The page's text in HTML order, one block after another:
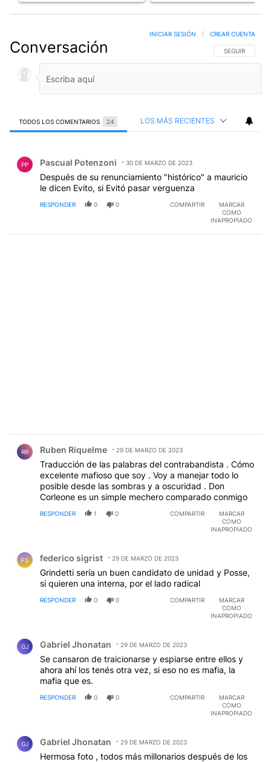
Conversación SIGA ESTA
SEGUIR
INICIAR SESIÓN CREAR CUENTA
TODOS LOS COMENTARIOS 24 LOS MÁS RECIENTES
PP Pascual Potenzoni 30 DE MARZO DE 2023
Después de su renunciamiento "histórico" a mauricio
le dicen Evito, si Evitó pasar verguenza
RESPONDER 0 0 COMPARTIR
MARCAR
COMO
INAPROPIADO
RR Ruben Riquelme 29 DE MARZO DE 2023
Traducción de las palabras del contrabandista . Cómo
excelente mafioso que soy . Voy a manejar todo lo
posible desde las sombras y a oscuridad . Don
Corleone es un simple mechero comparado conmigo
RESPONDER 1 0 COMPARTIR
MARCAR
COMO
INAPROPIADO
FS federico sigrist 29 DE MARZO DE 2023
Grindetti sería un buen candidato de unidad y Posse,
si quieren una interna, por el lado radical
RESPONDER 0 0 COMPARTIR
MARCAR
COMO
INAPROPIADO
GJ Gabriel Jhonatan 29 DE MARZO DE 2023
Se cansaron de traicionarse y espiarse entre ellos y
ahora ahí los tenés otra vez, si eso no es mafia, la
mafia que es.
RESPONDER 0 0 COMPARTIR
MARCAR
COMO
INAPROPIADO
GJ Gabriel Jhonatan 29 DE MARZO DE 2023
Hermosa foto , todos más millonarios después de los